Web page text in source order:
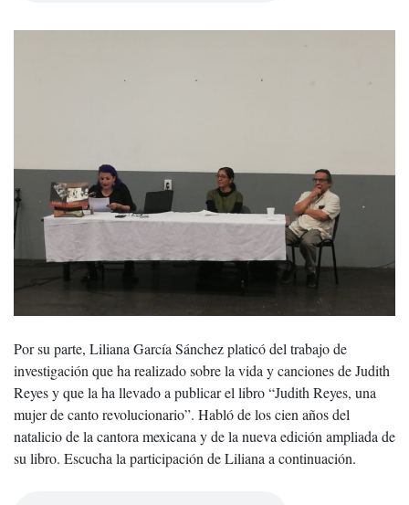
Por su parte, Liliana García Sánchez platicó del trabajo de
investigación que ha realizado sobre la vida y canciones de Judith
Reyes y que la ha llevado a publicar el libro “Judith Reyes, una
mujer de canto revolucionario”. Habló de los cien años del
natalicio de la cantora mexicana y de la nueva edición ampliada de
su libro. Escucha la participación de Liliana a continuación.